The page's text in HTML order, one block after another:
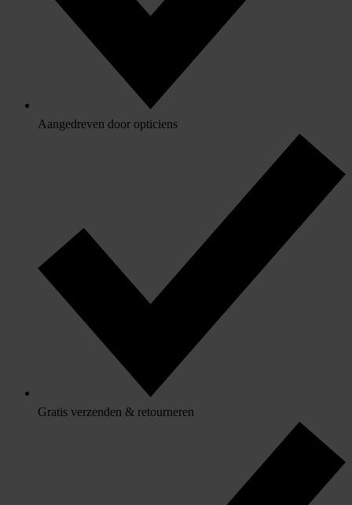
Aangedreven door opticiens
Gratis verzenden & retourneren